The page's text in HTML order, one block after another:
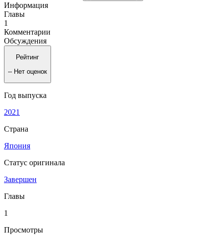
Информация
Главы
1
Комментарии
Обсуждения
Рейтинг
-- Нет оценок
Год выпуска
2021
Страна
Япония
Статус оригинала
Завершен
Главы
1
Просмотры